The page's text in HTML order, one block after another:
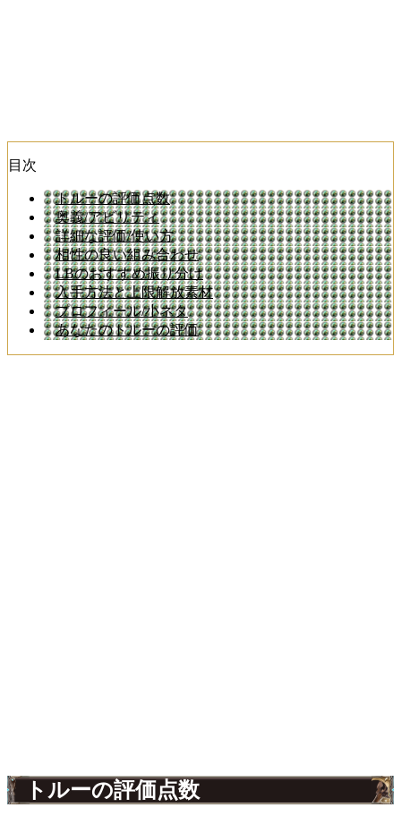
目次
トルーの評価点数
奥義/アビリティ
詳細な評価/使い方
相性の良い組み合わせ
LBのおすすめ振り分け
入手方法と上限解放素材
プロフィール/小ネタ
あなたのトルーの評価
トルーの評価点数